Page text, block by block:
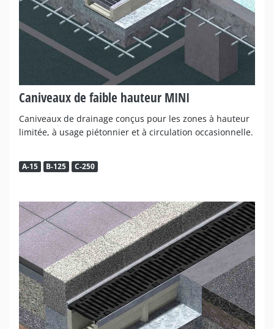
Caniveaux de faible hauteur MINI
Caniveaux de drainage conçus pour les zones à hauteur
limitée, à usage piétonnier et à circulation occasionnelle.
A-15 B-125 C-250